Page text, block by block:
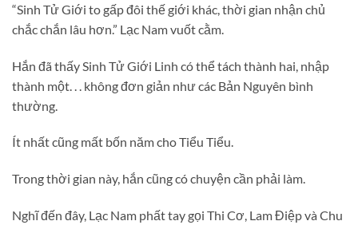
“Sinh Tử Giới to gấp đôi thế giới khác, thời gian nhận chủ
chắc chắn lâu hơn.” Lạc Nam vuốt cằm.
Hắn đã thấy Sinh Tử Giới Linh có thể tách thành hai, nhập
thành một. . . không đơn giản như các Bản Nguyên bình
thường.
Ít nhất cũng mất bốn năm cho Tiểu Tiểu.
Trong thời gian này, hắn cũng có chuyện cần phải làm.
Nghĩ đến đây, Lạc Nam phất tay gọi Thi Cơ, Lam Điệp và Chu